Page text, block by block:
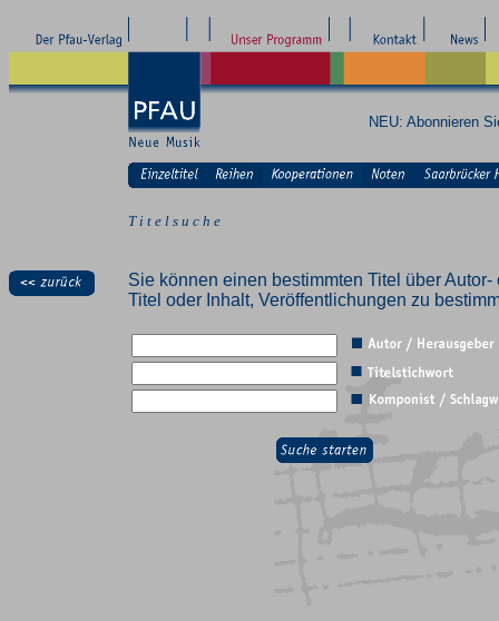
NEU: Abonnieren
T i t e l s u c h e
Sie können einen bestimmten Titel über
Titel oder Inhalt, Veröffentlichungen zu